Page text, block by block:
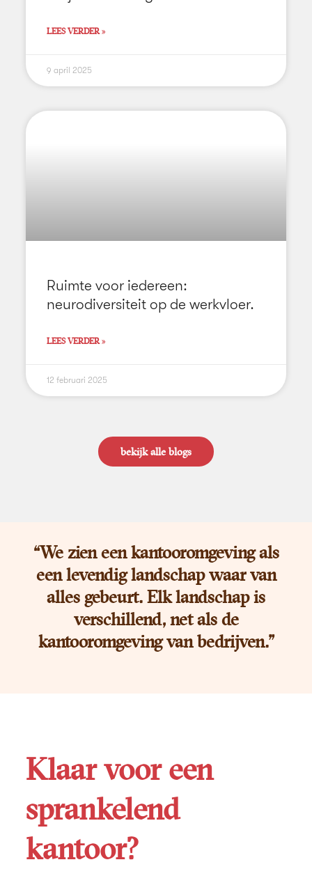
LEES VERDER »
9 april 2025
Ruimte voor iedereen:
neurodiversiteit op de werkvloer.
LEES VERDER »
12 februari 2025
bekijk alle blogs
“We zien een kantooromgeving als
een levendig landschap waar van
alles gebeurt. Elk landschap is
verschillend, net als de
kantooromgeving van bedrijven."
Klaar voor een
sprankelend
kantoor?